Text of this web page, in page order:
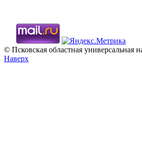
© Псковская областная универсальная
Наверх